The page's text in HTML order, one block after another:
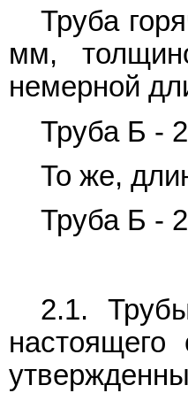
Труба
мм,
немерной
Труба Б -
То же,
Труба Б -
2.1.
настоящего